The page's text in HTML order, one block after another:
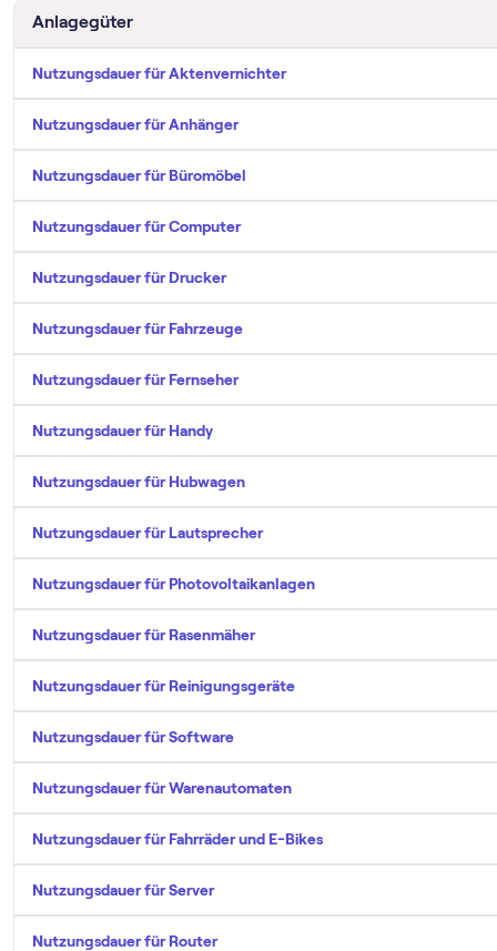
Anlagegüter
Nutzungsdauer für Aktenvernichter
Nutzungsdauer für Anhänger
Nutzungsdauer für Büromöbel
Nutzungsdauer für Computer
Nutzungsdauer für Drucker
Nutzungsdauer für Fahrzeuge
Nutzungsdauer für Fernseher
Nutzungsdauer für Handy
Nutzungsdauer für Hubwagen
Nutzungsdauer für Lautsprecher
Nutzungsdauer für Photovoltaikanlagen
Nutzungsdauer für Rasenmäher
Nutzungsdauer für Reinigungsgeräte
Nutzungsdauer für Software
Nutzungsdauer für Warenautomaten
Nutzungsdauer für Fahrräder und E-Bikes
Nutzungsdauer für Server
Nutzungsdauer für Router